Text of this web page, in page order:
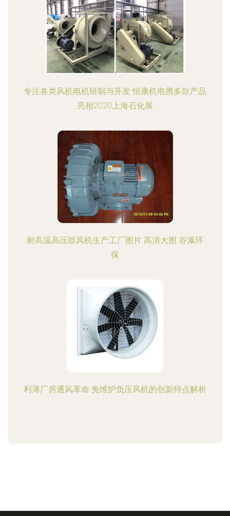
专注各类风机电机研制与开发 恒康机电携多款产品
亮相2020上海石化展
耐高温高压鼓风机生产工厂图片 高清大图 谷瀑环
保
利薄厂房通风革命 免维护负压风机的创新特点解析